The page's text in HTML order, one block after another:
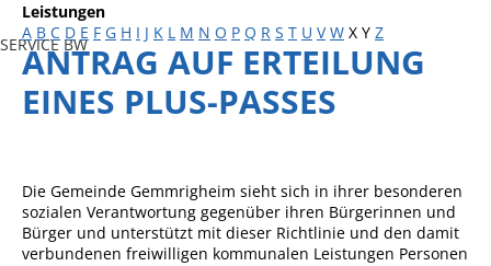
Social Media
Parkraumkonzept
Ladeinfrastruktur
Kindertageseinrichtungen
Schulkindbetreuung
Grundschule
SERVICE BW
Leistungen
A B C D E F G H I J K L M N O P Q R S T U V W X Y Z
ANTRAG AUF ERTEILUNG
EINES PLUS-PASSES
Die Gemeinde Gemmrigheim sieht sich in ihrer besonderen
sozialen Verantwortung gegenüber ihren Bürgerinnen und
Bürger und unterstützt mit dieser Richtlinie und den damit
verbundenen freiwilligen kommunalen Leistungen Personen